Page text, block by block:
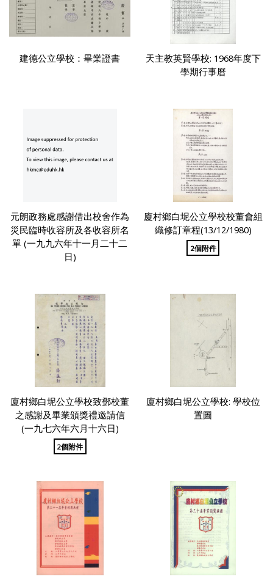
建德公立學校：畢業證書
天主教英賢學校: 1968年度下
學期行事曆
元朗政務處感謝借出校舍作為
災民臨時收容所及各收容所名
單 (一九九六年十一月二十二
日)
廈村鄉白坭公立學校校董會組
織修訂章程(13/12/1980)
2個附件
廈村鄉白坭公立學校致鄧校董
之感謝及畢業頒獎禮邀請信
(一九七六年六月十六日)
2個附件
廈村鄉白坭公立學校: 學校位
置圖